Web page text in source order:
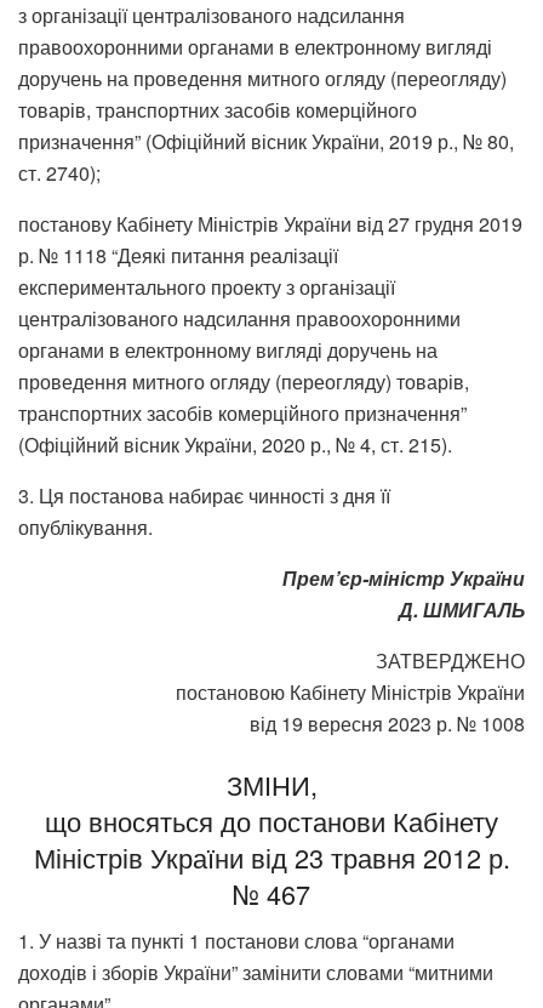
з організації централізованого надсилання
правоохоронними органами в електронному вигляді
доручень на проведення митного огляду (переогляду)
товарів, транспортних засобів комерційного
призначення” (Офіційний вісник України, 2019 р., № 80,
ст. 2740);
постанову Кабінету Міністрів України від 27 грудня 2019
р. № 1118 “Деякі питання реалізації
експериментального проекту з організації
централізованого надсилання правоохоронними
органами в електронному вигляді доручень на
проведення митного огляду (переогляду) товарів,
транспортних засобів комерційного призначення”
(Офіційний вісник України, 2020 р., № 4, ст. 215).
3. Ця постанова набирає чинності з дня її
опублікування.
Прем’єр-міністр України
Д. ШМИГАЛЬ
ЗАТВЕРДЖЕНО
постановою Кабінету Міністрів України
від 19 вересня 2023 р. № 1008
ЗМІНИ,
що вносяться до постанови Кабінету
Міністрів України від 23 травня 2012 р.
№ 467
1. У назві та пункті 1 постанови слова “органами
доходів і зборів України” замінити словами “митними